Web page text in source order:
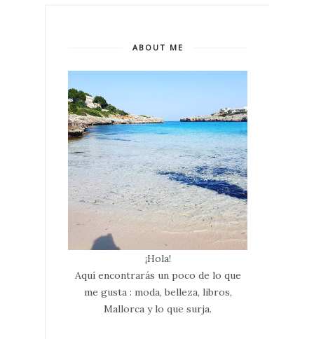
ABOUT ME
¡Hola!
Aquí encontrarás un poco de lo que
me gusta : moda, belleza, libros,
Mallorca y lo que surja.